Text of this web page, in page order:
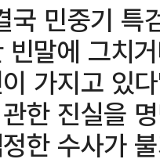
국 민중기 특
빈말에 그치
가지고 있
한 진실을
한 수사가